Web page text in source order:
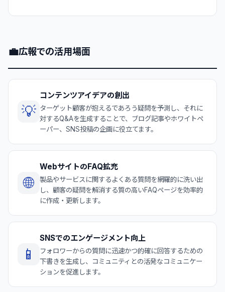
💼広報での活用場面
💡
コンテンツアイデアの創出
ターゲット顧客が抱えるであろう疑問を予測し、それに
対するQ&Aを生成することで、ブログ記事やホワイトペ
ーパー、SNS投稿の企画に役立てます。
🌐
WebサイトのFAQ拡充
製品やサービスに関するよくある質問を網羅的に洗い出
し、顧客の疑問を解消する質の高いFAQページを効率的
に作成・更新します。
📱
SNSでのエンゲージメント向上
フォロワーからの質問に迅速かつ的確に回答するための
下書きを生成し、コミュニティとの活発なコミュニケー
ションを促進します。